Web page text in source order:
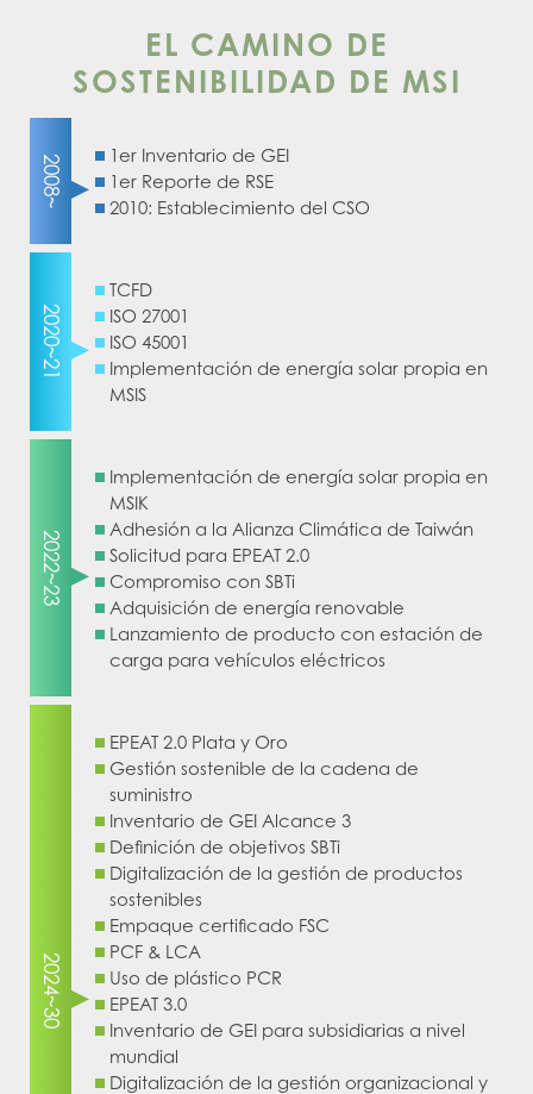
EL CAMINO DE
SOSTENIBILIDAD DE MSI
2008~
1er Inventario de GEI
1er Reporte de RSE
2010: Establecimiento del CSO
2020~21
TCFD
ISO 27001
ISO 45001
Implementación de energía solar propia en
MSIS
2022~23
Implementación de energía solar propia en
MSIK
Adhesión a la Alianza Climática de Taiwán
Solicitud para EPEAT 2.0
Compromiso con SBTi
Adquisición de energía renovable
Lanzamiento de producto con estación de
carga para vehículos eléctricos
2024~30
EPEAT 2.0 Plata y Oro
Gestión sostenible de la cadena de
suministro
Inventario de GEI Alcance 3
Definición de objetivos SBTi
Digitalización de la gestión de productos
sostenibles
Empaque certificado FSC
PCF & LCA
Uso de plástico PCR
EPEAT 3.0
Inventario de GEI para subsidiarias a nivel
mundial
Digitalización de la gestión organizacional y